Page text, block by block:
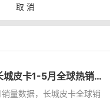
取 消
环塔夺冠 市场称王 长城皮卡1-5月全球热销78500辆
量数据，长城皮卡全球销